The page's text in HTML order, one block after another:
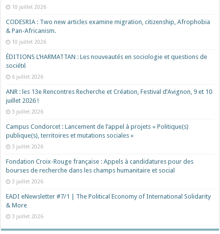
10 juillet 2026
CODESRIA : Two new articles examine migration, citizenship, Afrophobia
& Pan-Africanism.
10 juillet 2026
ÉDITIONS L’HARMATTAN : Les nouveautés en sociologie et questions de
société
6 juillet 2026
ANR : les 13e Rencontres Recherche et Création, Festival d’Avignon, 9 et 10
juillet 2026 !
3 juillet 2026
Campus Condorcet : Lancement de l’appel à projets « Politique(s)
publique(s), territoires et mutations sociales »
3 juillet 2026
Fondation Croix-Rouge française : Appels à candidatures pour des
bourses de recherche dans les champs humanitaire et social
3 juillet 2026
EADI eNewsletter #7/1 | The Political Economy of International Solidarity
& More
3 juillet 2026